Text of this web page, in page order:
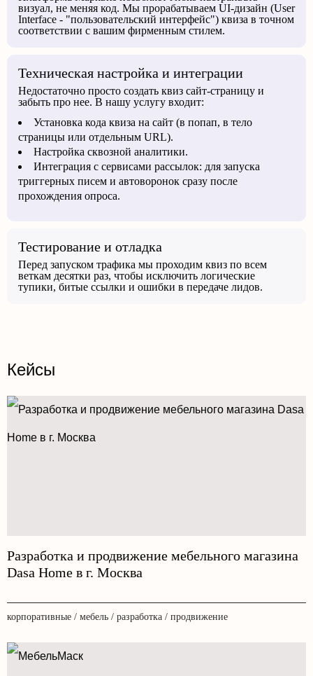
визуал, не меняя код. Мы прорабатываем UI-дизайн (User
Interface - "пользовательский интерфейс") квиза в точном
соответствии с вашим фирменным стилем.
Техническая настройка и интеграции
Недостаточно просто создать квиз сайт-страницу и
забыть про нее. В нашу услугу входит:
Установка кода квиза на сайт (в попап, в тело
страницы или отдельным URL).
Настройка сквозной аналитики.
Интеграция с сервисами рассылок: для запуска
триггерных писем и автоворонок сразу после
прохождения опроса.
Тестирование и отладка
Перед запуском трафика мы проходим квиз по всем
веткам десятки раз, чтобы исключить логические
тупики, битые ссылки и ошибки в передаче лидов.
Кейсы
Разработка и продвижение мебельного магазина
Dasa Home в г. Москва
корпоративные / мебель / разработка / продвижение